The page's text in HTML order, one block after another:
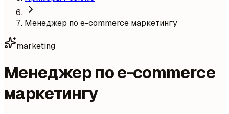
Менеджер по e-commerce маркетингу
marketing
Менеджер по e-commerce
маркетингу